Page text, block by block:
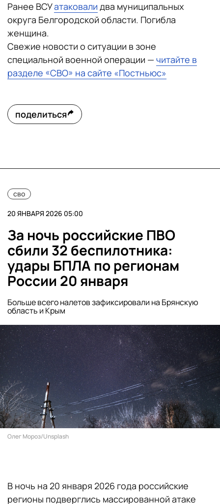
Ранее ВСУатаковали два муниципальных
округа Белгородской области. Погибла
женщина.
Свежие новости о ситуации в зоне
специальной военной операции — читайте в
разделе «СВО» на сайте «Постньюс»
поделиться
сво
20 ЯНВАРЯ 2026 05:00
За ночь российские ПВО
сбили 32 беспилотника:
удары БПЛА по регионам
России 20 января
Больше всего налетов зафиксировали на Брянскую
область и Крым
Олег Мороз/Unsplash
В ночь на 20 января 2026 года российские
регионы подверглись массированной атаке